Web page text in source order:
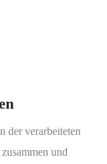
der verarbeiteten
und